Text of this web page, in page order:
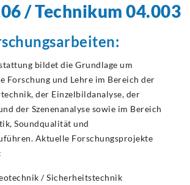
/ Technikum 04.003
bildet die Grundlage um
Forschung und Lehre im Bereich der
der Einzelbildanalyse, der
der Szenenanalyse sowie im Bereich
Soundqualität und
Aktuelle Forschungsprojekte
/ Sicherheitstechnik